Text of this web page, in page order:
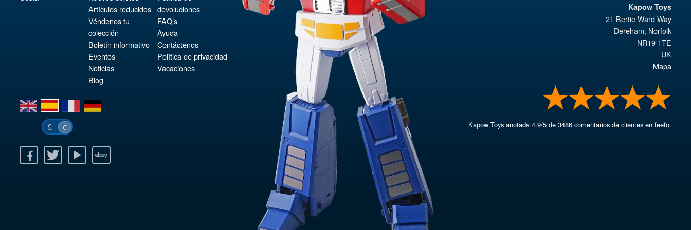
Artículos reducidos
Véndenos tu
colección
Boletín informativo
Eventos
Noticias
Blog
devoluciones
FAQ’s
Ayuda
Contáctenos
Política de privacidad
Vacaciones
en es fr de
£ €
Youtube Ebay
Kapow Toys
21 Bertie Ward Way
Dereham, Norfolk
NR19 1TE
UK
Mapa
Kapow Toys anotada4.9/5 de3486 comentarios de clientes en feefo.